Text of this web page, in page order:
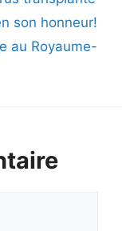
son honneur!
au Royaume-